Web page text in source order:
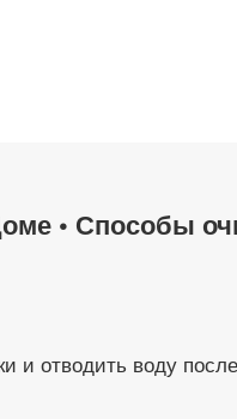
• Способы
и отводить воду